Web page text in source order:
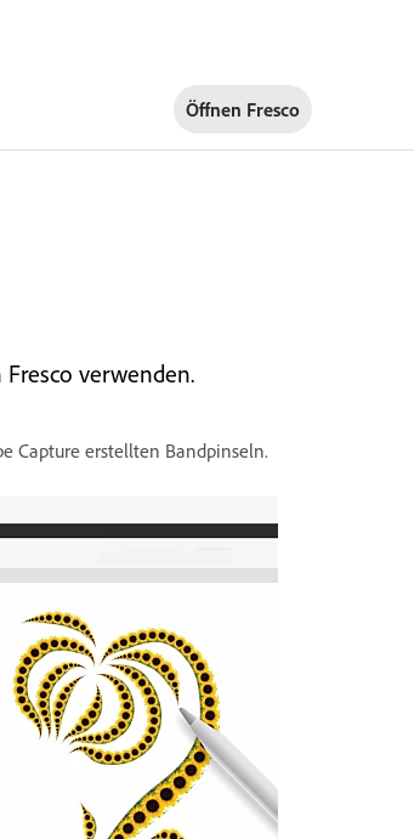
Öffnen Fresco
verwenden.
Capture erstellten Bandpinseln.